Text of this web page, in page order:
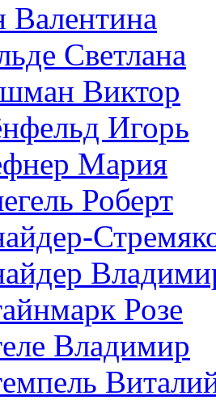
Валентина
Светлана
Виктор
Игорь
Мария
Роберт
Розe
Владимир